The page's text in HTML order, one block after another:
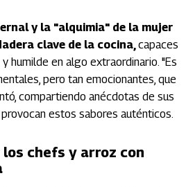
y la "alquimia" de la mujer
clave de la cocina,capaces
humilde en algo extraordinario. "Es
pero tan emocionantes, que
compartiendo anécdotas de sus
estos sabores auténticos.
chefs y arroz con